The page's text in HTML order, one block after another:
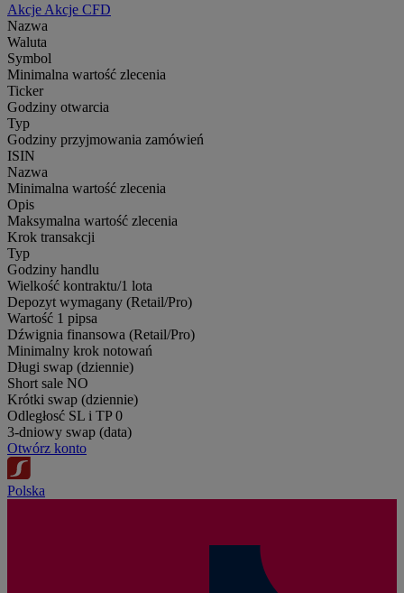
Akcje Akcje CFD
Nazwa
Waluta
Symbol
Minimalna wartość zlecenia
Ticker
Godziny otwarcia
Typ
Godziny przyjmowania zamówień
ISIN
Nazwa
Minimalna wartość zlecenia
Opis
Maksymalna wartość zlecenia
Krok transakcji
Typ
Godziny handlu
Wielkość kontraktu/1 lota
Depozyt wymagany (Retail/Pro)
Wartość 1 pipsa
Dźwignia finansowa (Retail/Pro)
Minimalny krok notowań
Długi swap (dziennie)
Short sale NO
Krótki swap (dziennie)
Odległosć SL i TP 0
3-dniowy swap (data)
Otwórz konto
Polska